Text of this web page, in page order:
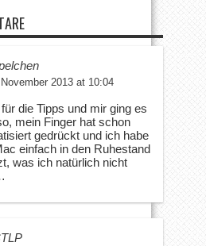
2013 at 10:04
die Tipps und mir ging es
mein Finger hat schon
gedrückt und ich habe
einfach in den Ruhestand
was ich natürlich nicht